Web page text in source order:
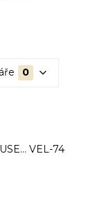
0
VEL-74